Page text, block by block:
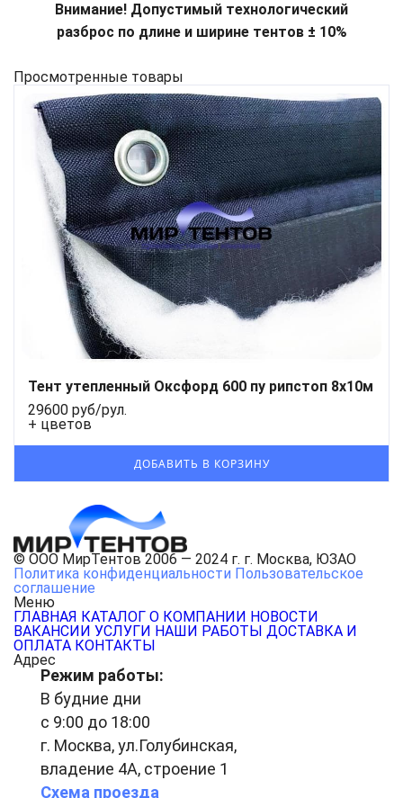
Внимание! Допустимый технологический
разброс по длине и ширине тентов ± 10%
Просмотренные товары
Тент утепленный Оксфорд 600 пу рипстоп 8х10м
29600 руб/рул.
+ цветов
© ООО МирТентов 2006 — 2024 г. г. Москва, ЮЗАО
Политика конфиденциальности Пользовательское
соглашение
Меню
ГЛАВНАЯ КАТАЛОГ О КОМПАНИИ НОВОСТИ
ВАКАНСИИ УСЛУГИ НАШИ РАБОТЫ ДОСТАВКА И
ОПЛАТА КОНТАКТЫ
Адрес
Режим работы:
В будние дни
с 9:00 до 18:00
г. Москва, ул.Голубинская,
владение 4А, строение 1
Схема проезда